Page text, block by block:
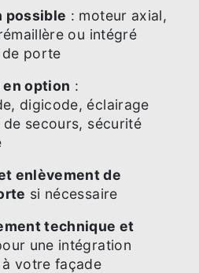
possible : moteur axial,
ou intégré
porte
option :
digicode, éclairage
de secours, sécurité
enlèvement de
si nécessaire
technique et
une intégration
à votre façade